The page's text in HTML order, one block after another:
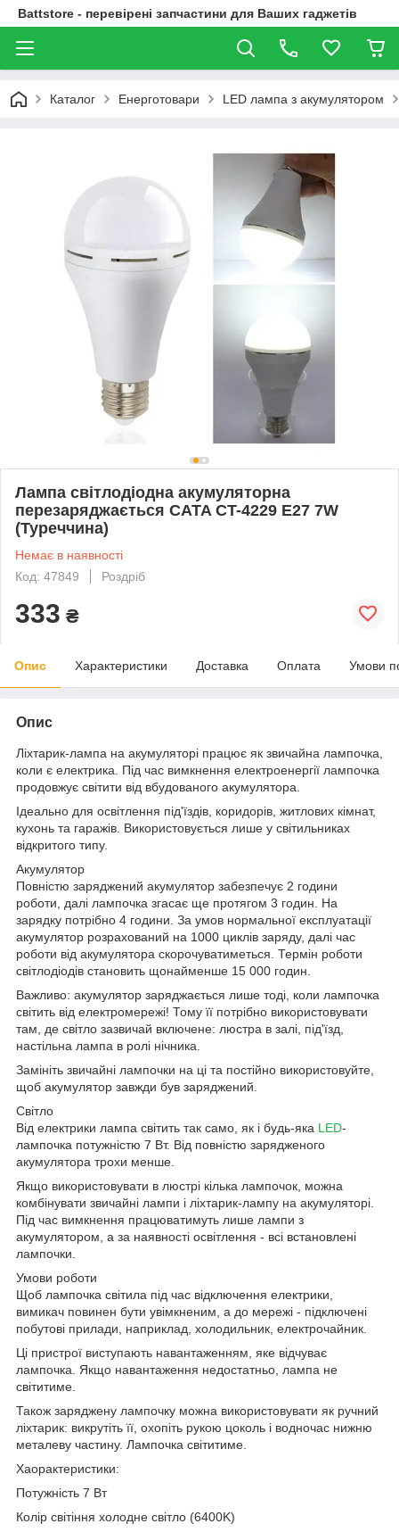
Battstore - перевірені запчастини для Ваших гаджетів
Каталог Енерготовари LED лампа з акумулятором
Лампа світлодіодна акумуляторна
перезаряджається CATA CT-4229 E27 7W
(Туреччина)
Немає в наявності
Код: 47849
Роздріб
333 ₴
Опис Характеристики Доставка Оплата Умови
Опис
Ліхтарик-лампа на акумуляторі працює як звичайна лампочка,
коли є електрика. Під час вимкнення електроенергії лампочка
продовжує світити від вбудованого акумулятора.
Ідеально для освітлення під'їздів, коридорів, житлових кімнат,
кухонь та гаражів. Використовується лише у світильниках
відкритого типу.
Акумулятор
Повністю заряджений акумулятор забезпечує 2 години
роботи, далі лампочка згасає ще протягом 3 годин. На
зарядку потрібно 4 години. За умов нормальної експлуатації
акумулятор розрахований на 1000 циклів заряду, далі час
роботи від акумулятора скорочуватиметься. Термін роботи
світлодіодів становить щонайменше 15 000 годин.
Важливо: акумулятор заряджається лише тоді, коли лампочка
світить від електромережі! Тому її потрібно використовувати
там, де світло зазвичай включене: люстра в залі, під'їзд,
настільна лампа в ролі нічника.
Замініть звичайні лампочки на ці та постійно використовуйте,
щоб акумулятор завжди був заряджений.
Світло
Від електрики лампа світить так само, як і будь-яка LED-
лампочка потужністю 7 Вт. Від повністю зарядженого
акумулятора трохи менше.
Якщо використовувати в люстрі кілька лампочок, можна
комбінувати звичайні лампи і ліхтарик-лампу на акумуляторі.
Під час вимкнення працюватимуть лише лампи з
акумулятором, а за наявності освітлення - всі встановлені
лампочки.
Умови роботи
Щоб лампочка світила під час відключення електрики,
вимикач повинен бути увімкненим, а до мережі - підключені
побутові прилади, наприклад, холодильник, електрочайник.
Ці пристрої виступають навантаженням, яке відчуває
лампочка. Якщо навантаження недостатньо, лампа не
світитиме.
Також заряджену лампочку можна використовувати як ручний
ліхтарик: викрутіть її, охопіть рукою цоколь і водночас нижню
металеву частину. Лампочка світитиме.
Хаорактеристики:
Потужність 7 Вт
Колір світіння холодне світло (6400K)